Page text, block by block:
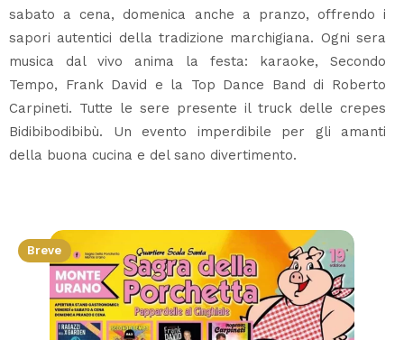
sabato a cena, domenica anche a pranzo, offrendo i
sapori autentici della tradizione marchigiana. Ogni sera
musica dal vivo anima la festa: karaoke, Secondo
Tempo, Frank David e la Top Dance Band di Roberto
Carpineti. Tutte le sere presente il truck delle crepes
Bidibibodibibù. Un evento imperdibile per gli amanti
della buona cucina e del sano divertimento.
Breve